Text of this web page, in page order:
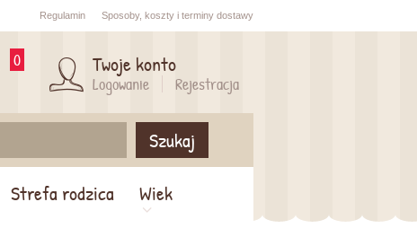
Regulamin Sposoby, koszty i terminy dostawy
0 Twoje konto
Logowanie Rejestracja
Szukaj
Strefa rodzica Wiek